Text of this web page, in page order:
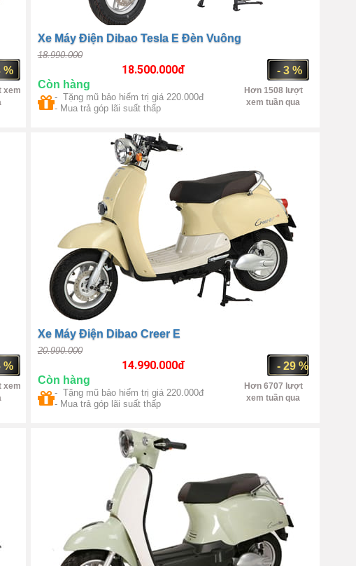
%
xem
Xe Máy Điện Dibao Tesla E Đèn Vuông
18.990.000
- 3 %
18.500.000đ
Còn hàng
- Tặng mũ bảo hiểm trị giá 220.000đ
- Mua trả góp lãi suất thấp
Hơn 1508 lượt
xem tuần qua
%
xem
Xe Máy Điện Dibao Creer E
20.990.000
- 29 %
14.990.000đ
Còn hàng
- Tặng mũ bảo hiểm trị giá 220.000đ
- Mua trả góp lãi suất thấp
Hơn 6707 lượt
xem tuần qua